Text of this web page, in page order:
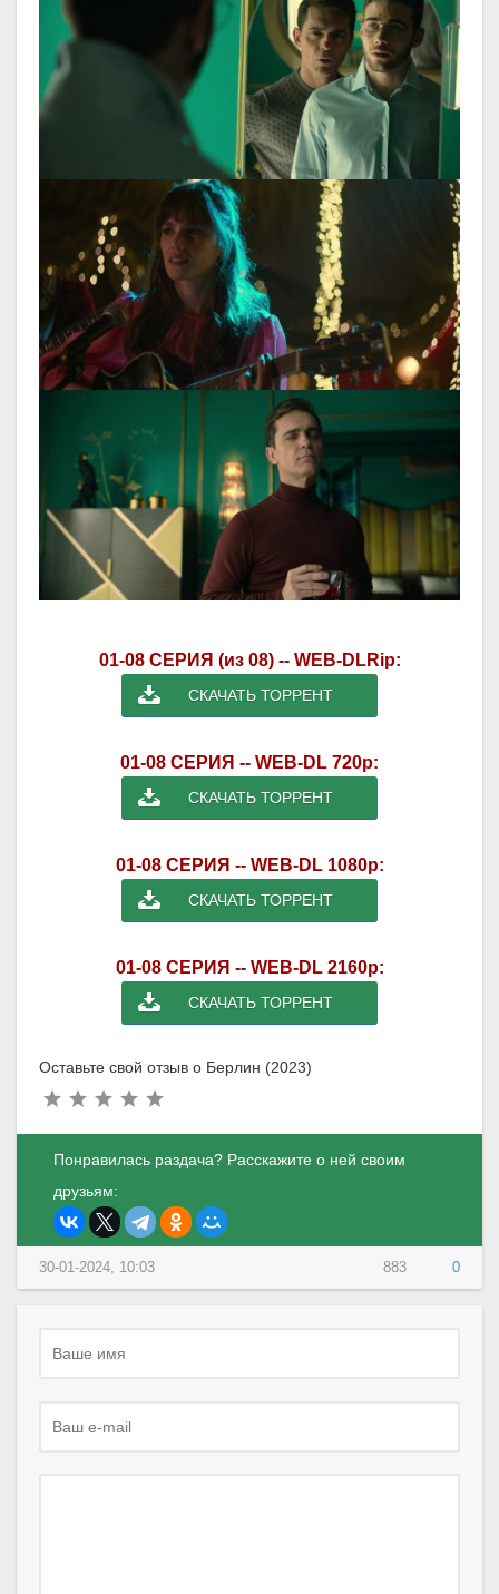
01-08 СЕРИЯ (из 08) -- WEB-DLRip:
СКАЧАТЬ ТОРРЕНТ
01-08 СЕРИЯ -- WEB-DL 720p:
СКАЧАТЬ ТОРРЕНТ
01-08 СЕРИЯ -- WEB-DL 1080p:
СКАЧАТЬ ТОРРЕНТ
01-08 СЕРИЯ -- WEB-DL 2160p:
СКАЧАТЬ ТОРРЕНТ
Оставьте свой отзыв о Берлин (2023)
Понравилась раздача? Расскажите о ней своим
друзьям:
883 0
30-01-2024, 10:03